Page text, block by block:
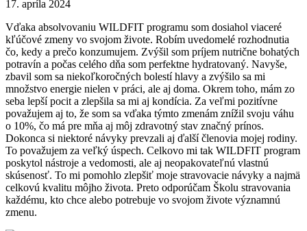
17. apríla 2024
Vďaka absolvovaniu WILDFIT programu som dosiahol viaceré
kľúčové zmeny vo svojom živote. Robím uvedomelé rozhodnutia
čo, kedy a prečo konzumujem. Zvýšil som príjem nutrične bohatých
potravín a počas celého dňa som perfektne hydratovaný. Navyše,
zbavil som sa niekoľkoročných bolestí hlavy a zvýšilo sa mi
množstvo energie nielen v práci, ale aj doma. Okrem toho, mám zo
seba lepší pocit a zlepšila sa mi aj kondícia. Za veľmi pozitívne
považujem aj to, že som sa vďaka týmto zmenám znížil svoju váhu
o 10%, čo má pre mňa aj môj zdravotný stav značný prínos.
Dokonca si niektoré návyky prevzali aj ďalší členovia mojej rodiny.
To považujem za veľký úspech. Celkovo mi tak WILDFIT program
poskytol nástroje a vedomosti, ale aj neopakovateľnú vlastnú
skúsenosť. To mi pomohlo zlepšiť moje stravovacie návyky a najmä
celkovú kvalitu môjho života. Preto odporúčam Školu stravovania
každému, kto chce alebo potrebuje vo svojom živote významnú
zmenu.